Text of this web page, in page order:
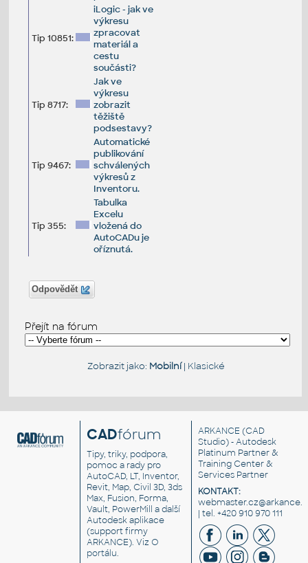
Tip 10851:
iLogic - jak ve
výkresu
zpracovat
materiál a
cestu
součásti?
Tip 8717:
Jak ve
výkresu
zobrazit
těžiště
podsestavy?
Tip 9467:
Automatické
publikování
schválených
výkresů z
Inventoru.
Tip 355:
Tabulka
Excelu
vložená do
AutoCADu je
oříznutá.
Odpovědět
Přejít na fórum
Zobrazit jako: Mobilní| Klasické
CADfórum
Tipy, triky, podpora,
pomoc a rady pro
AutoCAD, LT, Inventor,
Revit, Map, Civil 3D, 3ds
Max, Fusion, Forma,
Vault, PowerMill a další
Autodesk aplikace
(support firmy
ARKANCE). VizO
portálu.
ARKANCE (CAD
Studio) - Autodesk
Platinum Partner &
Training Center &
Services Partner
KONTAKT:
| tel. +420 910 970 111